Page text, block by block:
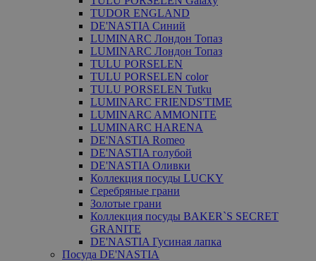
TUDOR ENGLAND
DE'NASTIA Синий
LUMINARC Лондон Топаз
LUMINARC Лондон Топаз
TULU PORSELEN
TULU PORSELEN color
TULU PORSELEN Tutku
LUMINARC FRIENDS'TIME
LUMINARC AMMONITE
LUMINARC HARENA
DE'NASTIA Romeo
DE'NASTIA голубой
DE'NASTIA Оливки
Коллекция посуды LUCKY
Серебряные грани
Золотые грани
Коллекция посуды BAKER`S SECRET
GRANITE
DE'NASTIA Гусиная лапка
Посуда DE'NASTIA